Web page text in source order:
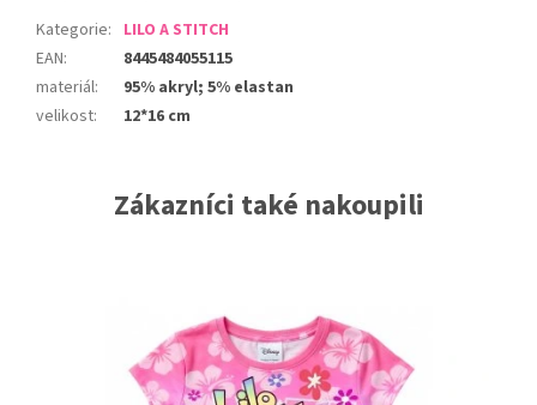
Kategorie: LILO A STITCH
EAN:
8445484055115
materiál:
95% akryl; 5% elastan
velikost: 12*16 cm
Zákazníci také nakoupili